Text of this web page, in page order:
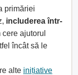
primăriei
includerea într-
ajutorul
încât să le
alte inițiative